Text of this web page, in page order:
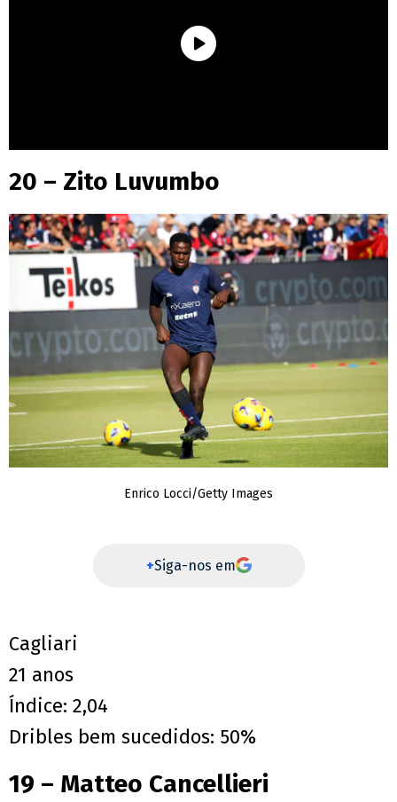
20 – Zito Luvumbo
Enrico Locci/Getty Images
+Siga-nos em
Cagliari
21 anos
Índice: 2,04
Dribles bem sucedidos: 50%
19 – Matteo Cancellieri